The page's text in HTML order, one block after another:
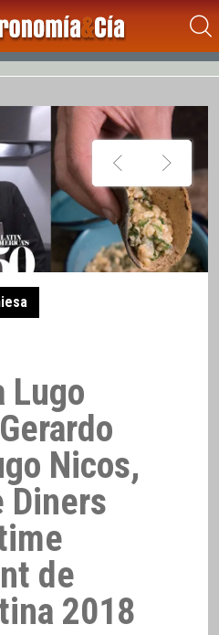
Lugo
Nicos,
Diners
de
2018